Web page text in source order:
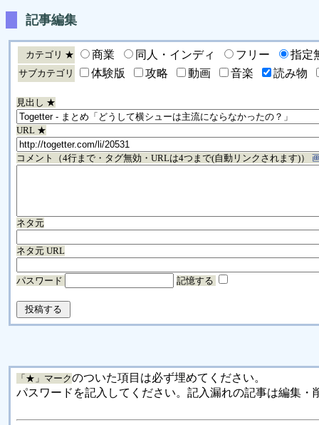
記事編集
カテゴリ ★ 商業 同人・インディ フリー 指定
サブカテゴリ 体験版 攻略 動画 音楽 読み物
見出し ★
URL ★
コメント（4行まで・タグ無効・URLは4つまで(自動リンクされます)）
ネタ元
ネタ元 URL
パスワード 記憶する
「★」マークのついた項目は必ず埋めてください。
パスワードを記入してください。記入漏れの記事は編集・